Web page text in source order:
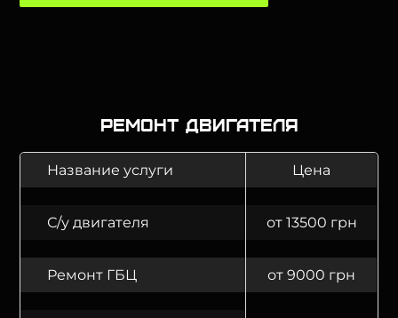
Ремонт двигателя
Название услуги Цена
С/у двигателя от 13500 грн
Ремонт ГБЦ от 9000 грн